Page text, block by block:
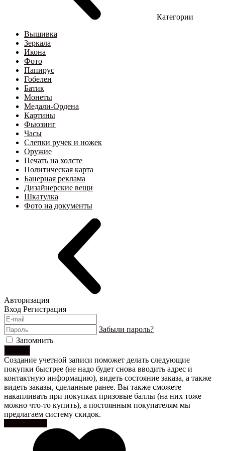
Категории
Вышивка
Зеркала
Икона
Фото
Папирус
Гобелен
Батик
Монеты
Медали-Ордена
Картины
Фьюзинг
Часы
Слепки ручек и ножек
Оружие
Печать на холсте
Политическая карта
Банерная реклама
Дизайнерские вещи
Шкатулка
Фото на документы
Авторизация
Вход Регистрация
Забыли пароль?
Запомнить
Создание учетной записи поможет делать следующие
покупки быстрее (не надо будет снова вводить адрес и
контактную информацию), видеть состояние заказа, а также
видеть заказы, сделанные ранее. Вы также сможете
накапливать при покупках призовые баллы (на них тоже
можно что-то купить), а постоянным покупателям мы
предлагаем систему скидок.